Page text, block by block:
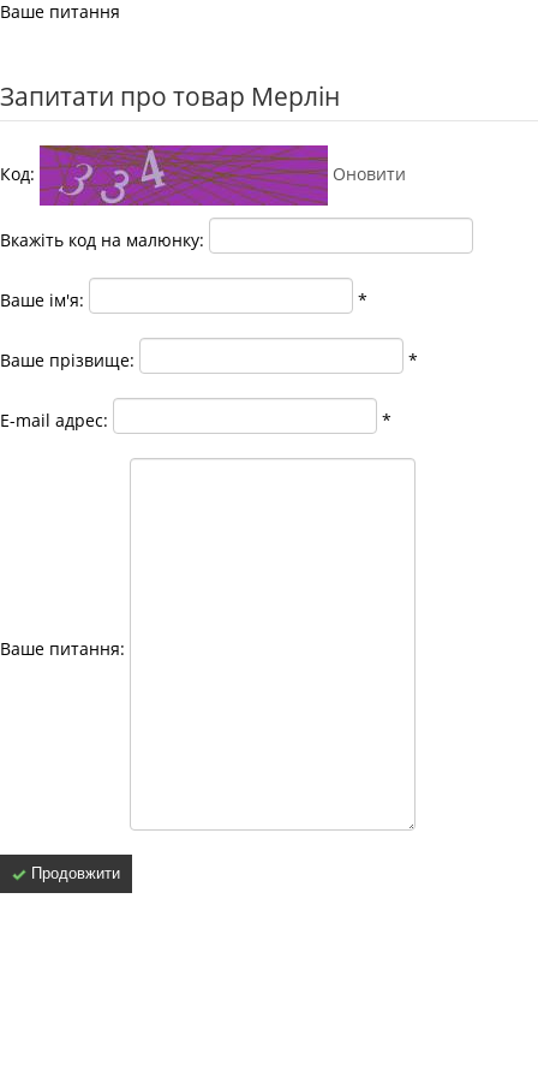
Ваше питання
Запитати про товар Мерлін
Код: Оновити
Вкажіть код на малюнку:
Ваше ім'я: *
Ваше прізвище: *
E-mail адрес: *
Ваше питання:
Продовжити